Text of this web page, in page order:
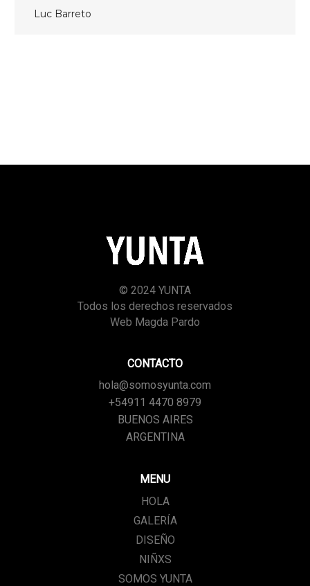
entradas
Luc Barreto
© 2024 YUNTA
Todos los derechos reservados
Web Magda Pardo
CONTACTO
hola@somosyunta.com
+54911 4470 8979
BUENOS AIRES
ARGENTINA
MENU
HOLA
GALERÍA
DISEÑO
NIÑXS
SOMOS YUNTA